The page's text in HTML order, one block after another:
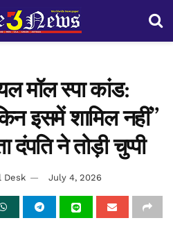
मॉल स्पा कांड:
इसमें शामिल नहीं”
दंपति ने तोड़ी चुप्पी
Desk July 4, 2026